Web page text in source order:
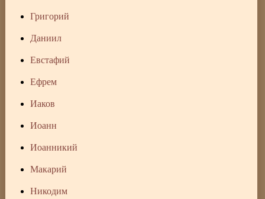
Григорий
Даниил
Евстафий
Ефрем
Иаков
Иоанн
Иоанникий
Макарий
Никодим